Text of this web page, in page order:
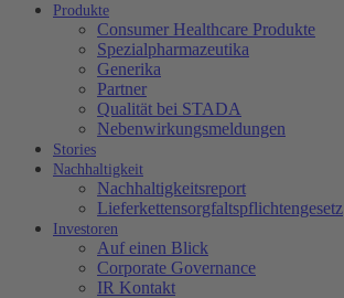
Produkte
Consumer Healthcare Produkte
Spezialpharmazeutika
Generika
Partner
Qualität bei STADA
Nebenwirkungsmeldungen
Stories
Nachhaltigkeit
Nachhaltigkeitsreport
Lieferkettensorgfaltspflichtengesetz
Investoren
Auf einen Blick
Corporate Governance
IR Kontakt